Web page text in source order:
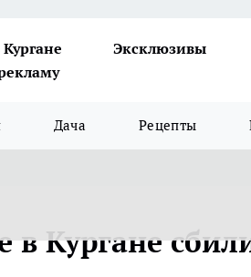
Эксклюзивы
Дача Рецепты
в Кургане